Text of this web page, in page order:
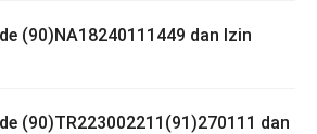
(90)NA18240111449 dan Izin
(90)TR223002211(91)270111 dan